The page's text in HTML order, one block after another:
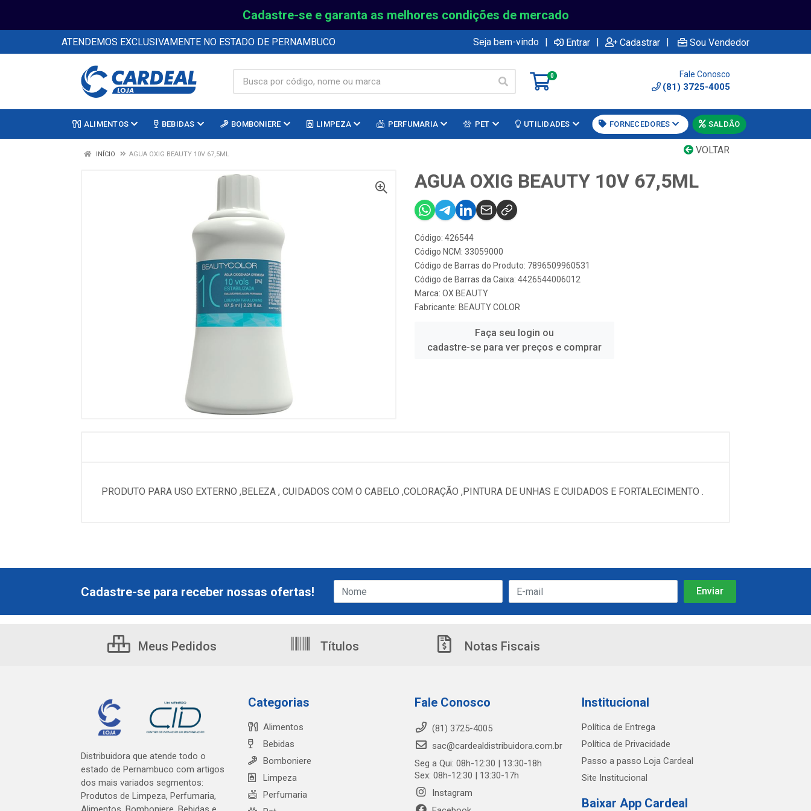
Cadastre-se e garanta as melhores condições de mercado
ATENDEMOS EXCLUSIVAMENTE NO ESTADO DE PERNAMBUCO Seja bem-vindo | Entrar | Cadastrar | Sou Vendedor
0 Fale Conosco
(81) 3725-4005
ALIMENTOS BEBIDAS BOMBONIERE LIMPEZA PERFUMARIA PET UTILIDADES FORNECEDORES SALDÃO
VOLTAR
INÍCIO AGUA OXIG BEAUTY 10V 67,5ML
AGUA OXIG BEAUTY 10V 67,5ML
Código: 426544
Código NCM: 33059000
Código de Barras do Produto: 7896509960531
Código de Barras da Caixa: 4426544006012
Marca: OX BEAUTY
Fabricante: BEAUTY COLOR
Faça seu login ou
cadastre-se para ver preços e comprar
PRODUTO PARA USO EXTERNO ,BELEZA , CUIDADOS COM O CABELO ,COLORAÇÃO ,PINTURA DE UNHAS E CUIDADOS E FORTALECIMENTO .
Cadastre-se para receber nossas ofertas!
Meus Pedidos Títulos Notas Fiscais
Distribuidora que atende todo o
estado de Pernambuco com artigos
dos mais variados segmentos:
Produtos de Limpeza, Perfumaria,
Categorias
Alimentos
Bebidas
Bomboniere
Limpeza
Perfumaria
Fale Conosco
(81) 3725-4005
sac@cardealdistribuidora.com.br
Seg a Qui: 08h-12:30 | 13:30-18h
Sex: 08h-12:30 | 13:30-17h
Instagram
Institucional
Política de Entrega
Política de Privacidade
Passo a passo Loja Cardeal
Site Institucional
Baixar App Cardeal